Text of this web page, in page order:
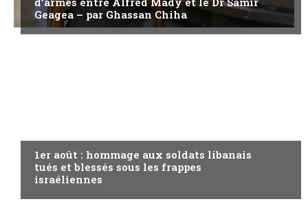
Geagea – par Ghassan Chiha
1er août : hommage aux soldats libanais
tués et blessés sous les frappes
israéliennes